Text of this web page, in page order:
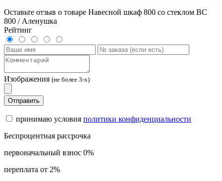
Оставьте отзыв о товаре Навесной шкаф 800 со стеклом ВС
800 / Аленушка
Рейтинг
Изображения (не более 3-х)
Отправить
принимаю условия политики конфиденциальности
Беспроцентная рассрочка
первоначальный взнос 0%
переплата от 2%